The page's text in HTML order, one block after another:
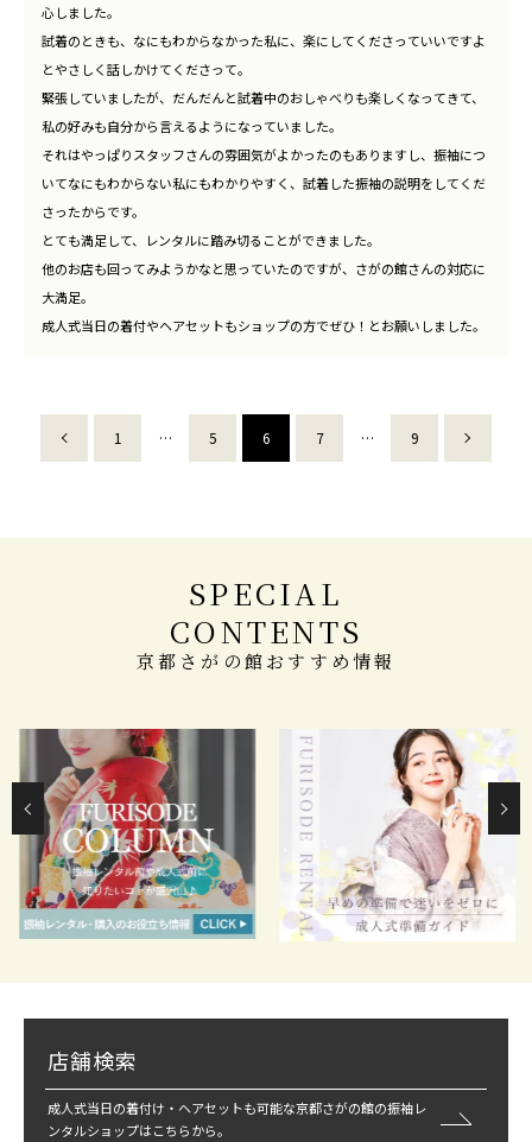
心しました。
試着のときも、なにもわからなかった私に、楽にしてくださっていいですよ
とやさしく話しかけてくださって。
緊張していましたが、だんだんと試着中のおしゃべりも楽しくなってきて、
私の好みも自分から言えるようになっていました。
それはやっぱりスタッフさんの雰囲気がよかったのもありますし、振袖につ
いてなにもわからない私にもわかりやすく、試着した振袖の説明をしてくだ
さったからです。
とても満足して、レンタルに踏み切ることができました。
他のお店も回ってみようかなと思っていたのですが、さがの館さんの対応に
大満足。
成人式当日の着付やヘアセットもショップの方でぜひ！とお願いしました。
1 … 5 6 7 … 9
SPECIAL
CONTENTS
京都さがの館おすすめ情報
店舗検索
成人式当日の着付け・ヘアセットも可能な京都さがの館の振袖レ
ンタルショップはこちらから。